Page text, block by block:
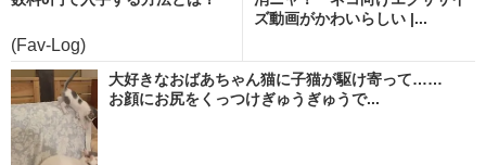
(Fav-Log)
ズ動画がかわいらしい |...
大好きなおばあちゃん猫に子猫が駆け寄って……
お顔にお尻をくっつけぎゅうぎゅうで...